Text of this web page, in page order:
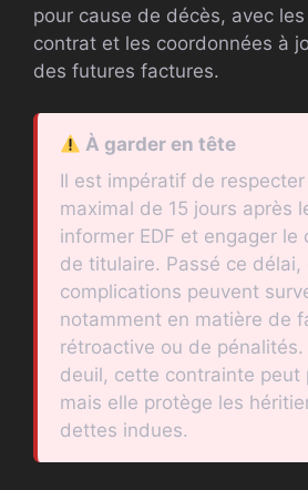
pour cause de décès, avec
contrat et les coordonnées à
des futures factures.
À garder en tête
Il est impératif de
maximal de 15 jours après
informer EDF et engager le
de titulaire. Passé ce délai,
complications peuvent
notamment en matière de
rétroactive ou de
deuil, cette contrainte peut
mais elle protège les
dettes indues.